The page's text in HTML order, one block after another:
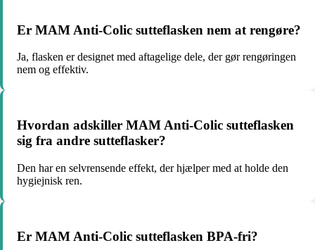
Er MAM Anti-Colic sutteflasken nem at rengøre?
Ja, flasken er designet med aftagelige dele, der gør rengøringen
nem og effektiv.
Hvordan adskiller MAM Anti-Colic sutteflasken
sig fra andre sutteflasker?
Den har en selvrensende effekt, der hjælper med at holde den
hygiejnisk ren.
Er MAM Anti-Colic sutteflasken BPA-fri?